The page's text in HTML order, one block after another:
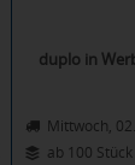
duplo in
Mittwoch,
ab 100 Stück